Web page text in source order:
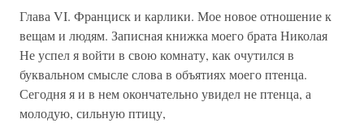
Глава VI. Франциск и карлики. Мое новое отношение к
вещам и людям. Записная книжка моего брата Николая
Не успел я войти в свою комнату, как очутился в
буквальном смысле слова в объятиях моего птенца.
Сегодня я и в нем окончательно увидел не птенца, а
молодую, сильную птицу,